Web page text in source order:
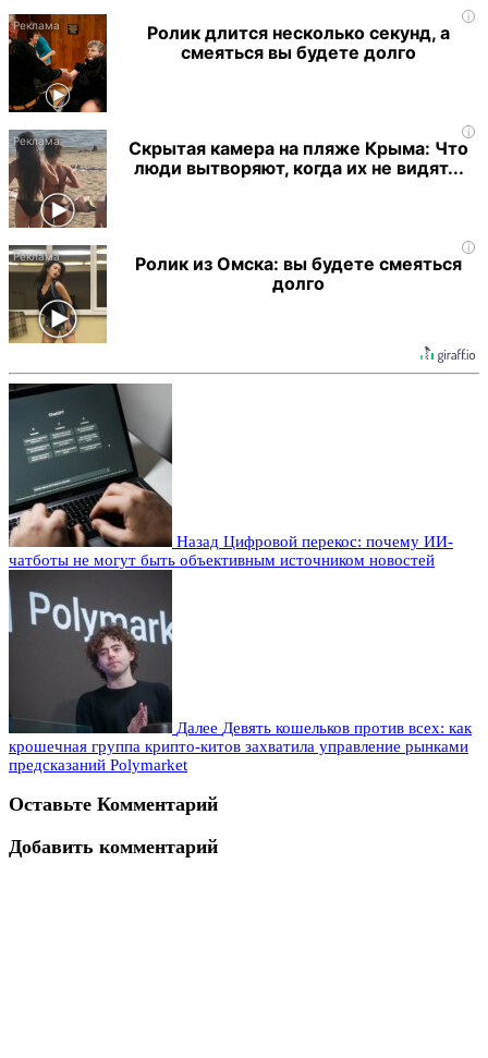
i
Ролик длится несколько секунд, а
смеяться вы будете долго
i
Скрытая камера на пляже Крыма: Что
люди вытворяют, когда их не видят...
i
Ролик из Омска: вы будете смеяться
долго
Назад Цифровой перекос: почему ИИ-
чатботы не могут быть объективным источником новостей
Далее Девять кошельков против всех: как
крошечная группа крипто-китов захватила управление рынками
предсказаний Polymarket
Оставьте Комментарий
Добавить комментарий